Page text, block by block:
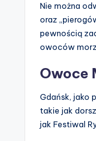
Nie można
oraz
pewnością
owoców
Owoce
Gdańsk, jako
takie jak
jak Festiwal